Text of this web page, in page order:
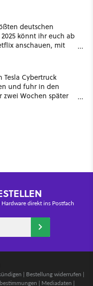
deutschen
könnt ihr euch ab
anschauen, mit
Tesla Cybertruck
und fuhr in den
zwei Wochen später
direkt ins Postfach
| Bestellung widerrufen |
| Mediadaten |